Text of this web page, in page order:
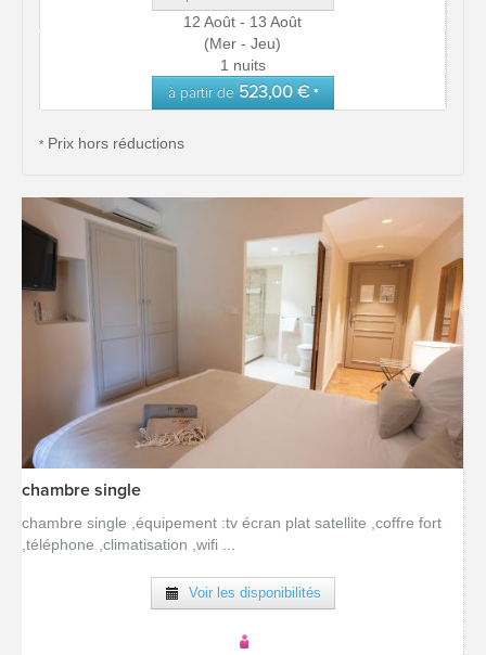
12 Août - 13 Août
(Mer - Jeu)
1 nuits
à partir de 523,00 € *
* Prix hors réductions
chambre single
chambre single ,équipement :tv écran plat satellite ,coffre fort
,téléphone ,climatisation ,wifi ...
Voir les disponibilités